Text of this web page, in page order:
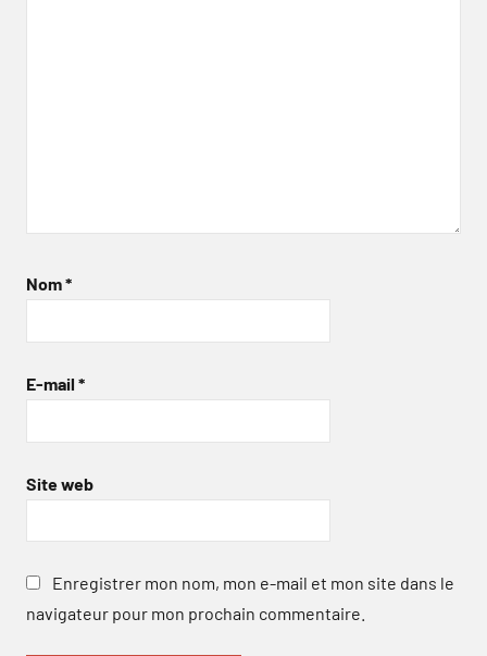
Nom*
E-mail *
Site web
Enregistrer mon nom, mon e-mail et mon site dans le
navigateur pour mon prochain commentaire.